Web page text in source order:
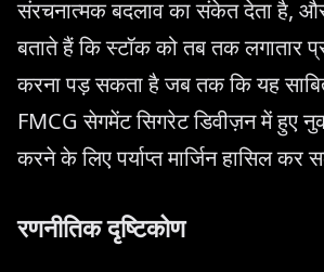
संरचनात्मक बदलाव का संकेत देता है,
बताते हैं कि स्टॉक को तब तक लगातार
करना पड़ सकता है जब तक कि यह
FMCG सेगमेंट सिगरेट डिवीज़न में हुए
करने के लिए पर्याप्त मार्जिन हासिल कर
रणनीतिक दृष्टिकोण